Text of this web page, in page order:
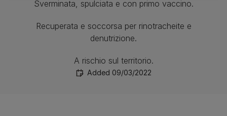
Sverminata, spulciata e con primo vaccino.
Recuperata e soccorsa per rinotracheite e
denutrizione.
A rischio sul territorio.
Added 09/03/2022